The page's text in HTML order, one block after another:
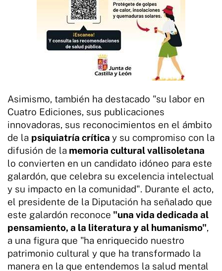
Asimismo, también ha destacado "su labor en
Cuatro Ediciones, sus publicaciones
innovadoras, sus reconocimientos en el ámbito
de la psiquiatría crítica y su compromiso con la
difusión de la memoria cultural vallisoletana
lo convierten en un candidato idóneo para este
galardón, que celebra su excelencia intelectual
y su impacto en la comunidad". Durante el acto,
el presidente de la Diputación ha señalado que
este galardón reconoce "una vida dedicada al
pensamiento, a la literatura y al humanismo",
a una figura que "ha enriquecido nuestro
patrimonio cultural y que ha transformado la
manera en la que entendemos la salud mental